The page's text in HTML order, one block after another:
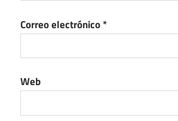
Correo electrónico*
Web